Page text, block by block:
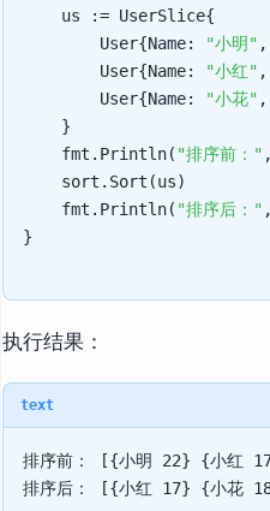
    us := UserSlice{
        User{Name:
"小明"
        User{Name:
"小红"
        User{Name:
"小花"
    }
    fmt.Println(
"排序前："
    sort.Sort(us)
    fmt.Println(
"排序后："
执行结果：
text
排序前： [{小明 22} {小红